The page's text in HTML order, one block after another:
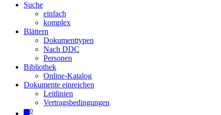
Suche
einfach
komplex
Blättern
Dokumenttypen
Nach DDC
Personen
Bibliothek
Online-Katalog
Dokumente einreichen
Leitlinien
Vertragsbedingungen
0